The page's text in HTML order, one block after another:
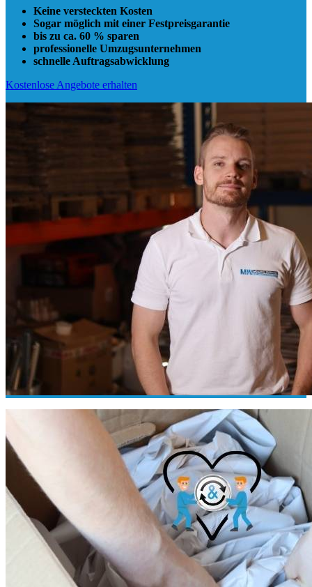
Keine versteckten Kosten
Sogar möglich mit einer Festpreisgarantie
bis zu ca. 60 % sparen
professionelle Umzugsunternehmen
schnelle Auftragsabwicklung
Kostenlose Angebote erhalten